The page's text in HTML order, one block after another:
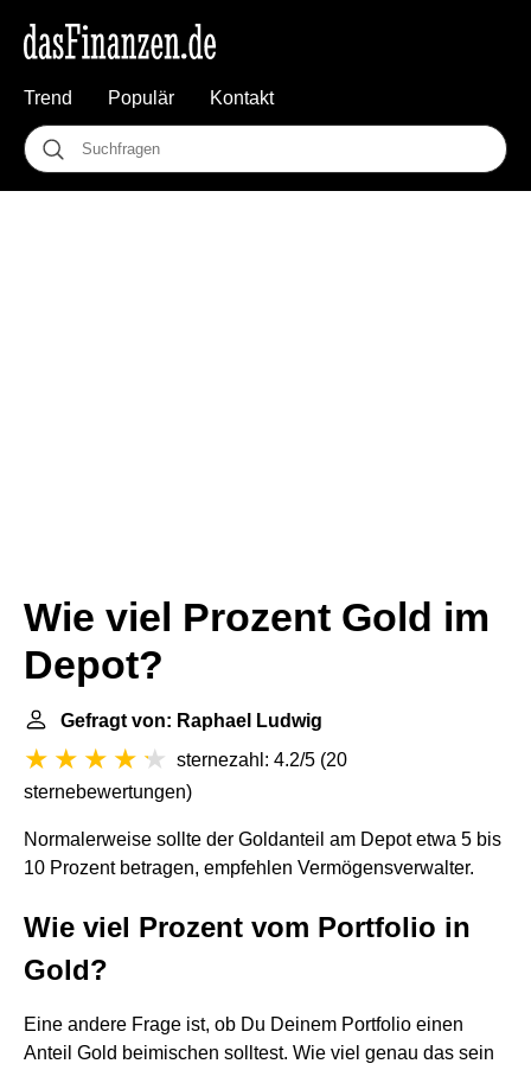
Trend Populär Kontakt
Wie viel Prozent Gold im
Depot?
Gefragt von: Raphael Ludwig
sternezahl: 4.2/5 (20
sternebewertungen)
Normalerweise sollte der Goldanteil am Depot etwa 5 bis
10 Prozent betragen, empfehlen Vermögensverwalter.
Wie viel Prozent vom Portfolio in
Gold?
Eine andere Frage ist, ob Du Deinem Portfolio einen
Anteil Gold beimischen solltest. Wie viel genau das sein